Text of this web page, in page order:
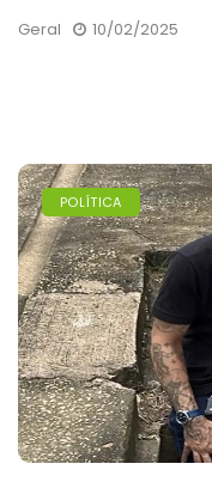
Geral 10/02/2025
POLÍTICA